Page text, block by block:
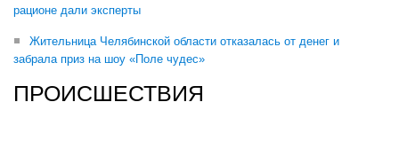
рационе дали эксперты
Жительница Челябинской области отказалась от денег и
забрала приз на шоу «Поле чудес»
ПРОИСШЕСТВИЯ